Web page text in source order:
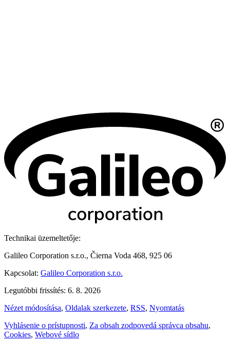
Technikai üzemeltetője:
Galileo Corporation s.r.o., Čierna Voda 468, 925 06
Kapcsolat: Galileo Corporation s.r.o.
Legutóbbi frissítés: 6. 8. 2026
Nézet módosítása, Oldalak szerkezete, RSS, Nyomtatás
Vyhlásenie o prístupnosti, Za obsah zodpovedá správca obsahu,
Cookies, Webové sídlo